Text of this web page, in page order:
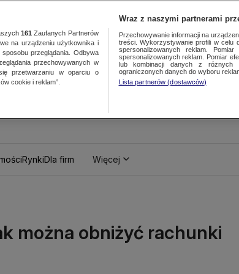
RynkiDla firm Więcej
można obniżyć rachunki
161 Zaufanych Partnerów
na urządzeniu użytkownika i
przeglądania. Odbywa
przechowywanych w
przetwarzaniu w oparciu o
cookie i reklam”.
Wraz z naszymi partnerami
Przechowywanie informacji na
treści. Wykorzystywanie profili w celu
spersonalizowanych reklam.
spersonalizowanych reklam. Pomiar
lub kombinacji danych z różnych
ograniczonych danych do wyboru
Lista partnerów (dostawców)